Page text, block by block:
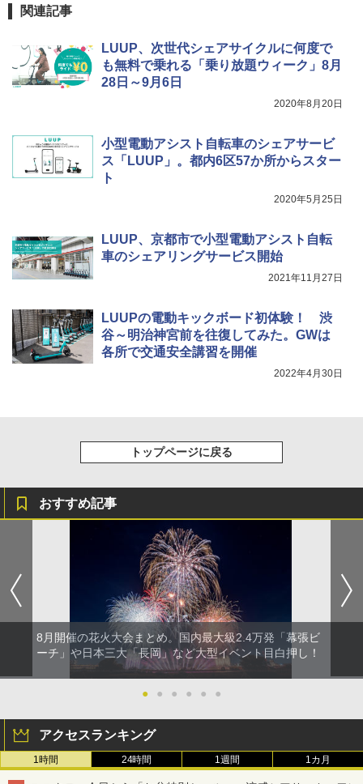
パ
￥2,277
￥9,990
[キャンパーズコレクション 山善] 傘みたいに
イド ブラックコーティング フルクローズ メ
ッシュ 4人用 簡単設置 ポップアップテント P
ATCW-150B エクルベージュ
￥3,680
着替えテント トイレテント 透けない【換気
コンパクト iimono117 (ブルー)
￥3,080
関連記事
LUUP、次世代シェアサイクルに何度で
も無料で乗れる「乗り放題ウィーク」8月
28日～9月6日
2020年8月20日
小型電動アシスト自転車のシェアサービ
ス「LUUP」。都内6区57か所からスター
ト
2020年5月25日
LUUP、京都市で小型電動アシスト自転
車のシェアリングサービス開始
2021年11月27日
LUUPの電動キックボード初体験！ 渋
谷～明治神宮前を往復してみた。GWは
各所で交通安全講習を開催
2022年4月30日
トップページに戻る
おすすめ記事
8月開催の花火大会まとめ。国内最大級2.4万発「幕張ビ
ーチ」や日本三大「長岡」など大型イベント目白押し！
● ● ● ● ● ●
アクセスランキング
1時間 24時間 1週間 1カ月